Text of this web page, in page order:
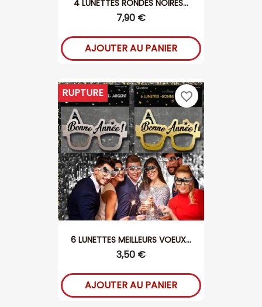
4 LUNETTES RONDES NOIRES...
7,90 €
AJOUTER AU PANIER
6 LUNETTES MEILLEURS VOEUX...
3,50 €
RUPTURE
AJOUTER AU PANIER
favorite_border